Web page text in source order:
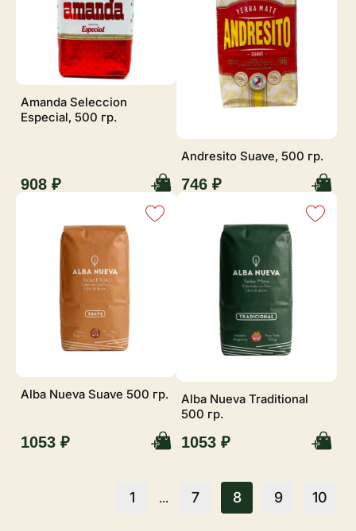
Amanda Seleccion
Especial, 500 гр.
908 ₽
Andresito Suave, 500 гр.
746 ₽
Alba Nueva Suave 500 гр.
1053 ₽
Alba Nueva Traditional
500 гр.
1053 ₽
1 ... 7 8 9 10